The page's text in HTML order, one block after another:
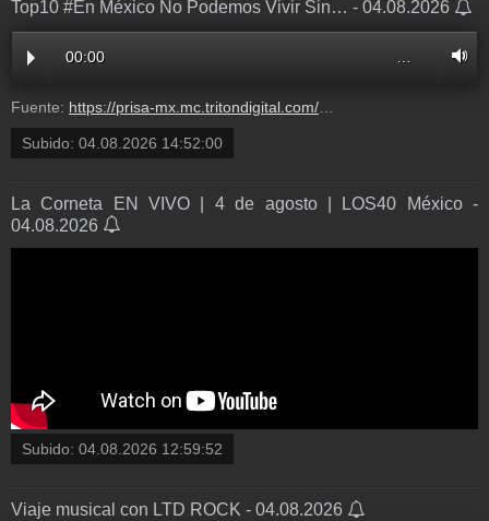
Top10 #En México No Podemos Vivir Sin… - 04.08.2026
00:00
Fuente: https://prisa-mx.mc.tritondigital.com/LA_CORNETA_LOS40_MEXICO_550_P/media/mcv/los40mexico/multimedia/20260804/5056855_205253_audio_128.mp3?dest=la_corneta
Subido: 04.08.2026 14:52:00
La Corneta EN VIVO | 4 de agosto | LOS40 México -
04.08.2026
Subido: 04.08.2026 12:59:52
Viaje musical con LTD ROCK - 04.08.2026